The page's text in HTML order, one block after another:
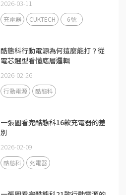
2026-03-11
充電器 CUKTECH 6號
酷態科行動電源為何這麼能打？從
電芯選型看懂底層邏輯
2026-02-26
行動電源 酷態科
一張圖看完酷態科16款充電器的差
別
2026-02-09
酷態科 充電器